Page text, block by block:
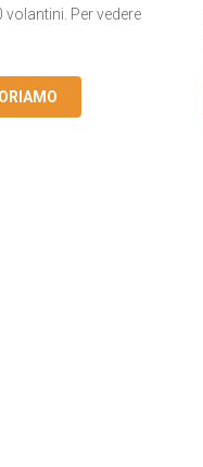
Per vedere